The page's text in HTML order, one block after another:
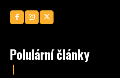
Polulární články